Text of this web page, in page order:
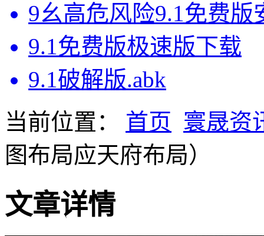
9幺高危风险9.1免费版
9.1免费版极速版下载
9.1破解版.abk
当前位置：
首页 寰晟资
图布局应天府布局）
文章详情